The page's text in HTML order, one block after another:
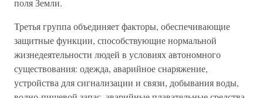
поля Земли.
Третья группа объединяет факторы, обеспечивающие
защитные функции, способствующие нормальной
жизнедеятельности людей в условиях автономного
существования: одежда, аварийное снаряжение,
устройства для сигнализации и связи, добывания воды,